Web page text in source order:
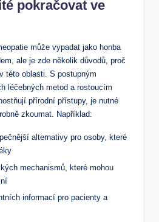
pokračovat ve
může vypadat jako honba
ale je zde několik důvodů, proč
této oblasti. S postupným
léčebných metod a rostoucím
přírodní přístupy, je nutné
zkoumat. Například:
alternativy pro osoby, které
mechanismů, které mohou
informací pro pacienty a